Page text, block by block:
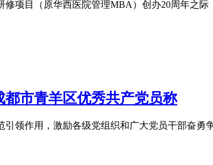
项目（原华西医院管理MBA）创办20周年之
市青羊区优秀共产党员称
领作用，激励各级党组织和广大党员干部奋